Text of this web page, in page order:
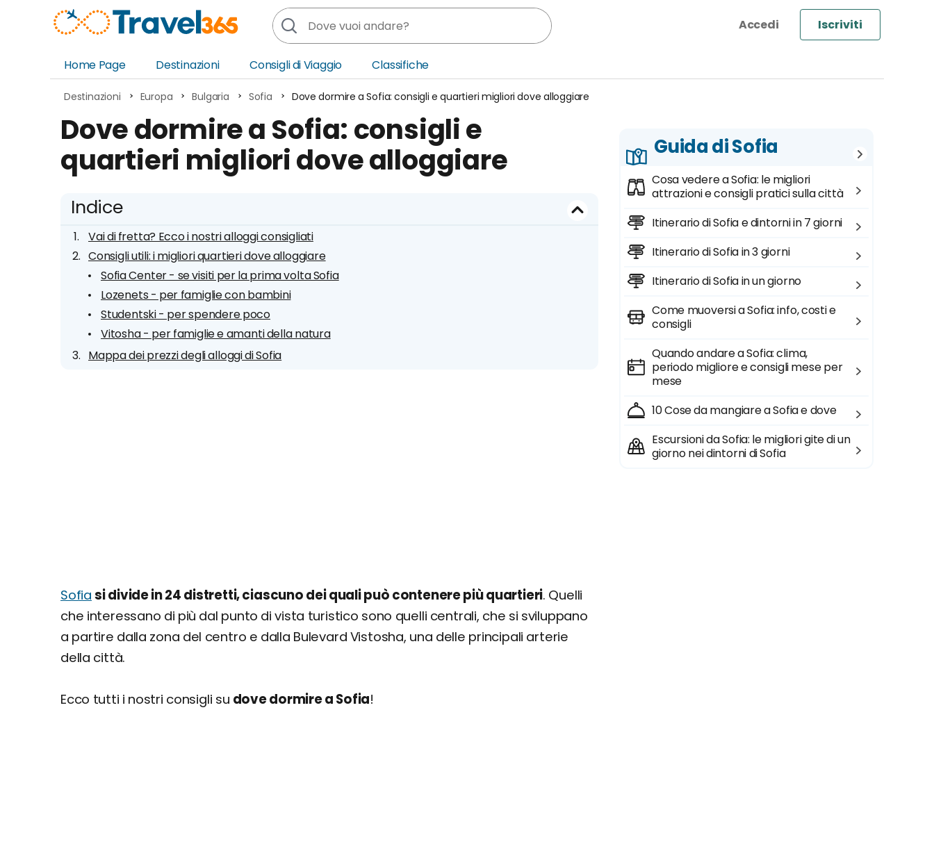
Iscriviti
Home Page
Destinazioni
Oceania
Nord America
America Centrale
Sud America
Medio Oriente
Consigli di Viaggio Classifiche
Destinazioni Europa Bulgaria Sofia Dove dormire a Sofia: consigli e quartieri migliori dove alloggiare
Dove dormire a Sofia: consigli e
quartieri migliori dove alloggiare
Indice
Vai di fretta? Ecco i nostri alloggi consigliati
Consigli utili: i migliori quartieri dove alloggiare
Sofia Center - se visiti per la prima volta Sofia
Lozenets - per famiglie con bambini
Studentski - per spendere poco
Vitosha - per famiglie e amanti della natura
Mappa dei prezzi degli alloggi di Sofia
Sofia si divide in 24 distretti, ciascuno dei quali può contenere più quartieri. Quelli
che interessano di più dal punto di vista turistico sono quelli centrali, che si sviluppano
a partire dalla zona del centro e dalla Bulevard Vistosha, una delle principali arterie
della città.
Ecco tutti i nostri consigli su dove dormire a Sofia!
Guida di Sofia
Cosa vedere a Sofia: le migliori
attrazioni e consigli pratici sulla città
Itinerario di Sofia e dintorni in 7 giorni
Itinerario di Sofia in 3 giorni
Itinerario di Sofia in un giorno
Come muoversi a Sofia: info, costi e
consigli
Quando andare a Sofia: clima,
periodo migliore e consigli mese per
mese
10 Cose da mangiare a Sofia e dove
Escursioni da Sofia: le migliori gite di un
giorno nei dintorni di Sofia